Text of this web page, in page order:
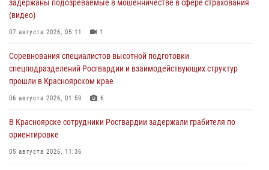
задержаны подозреваемые в мошенничестве в сфере страхования
(видео)
07 августа 2026, 05:11 1
Соревнования специалистов высотной подготовки
спецподразделений Росгвардии и взаимодействующих структур
прошли в Красноярском крае
06 августа 2026, 01:59 6
В Красноярске сотрудники Росгвардии задержали грабителя по
ориентировке
05 августа 2026, 11:36